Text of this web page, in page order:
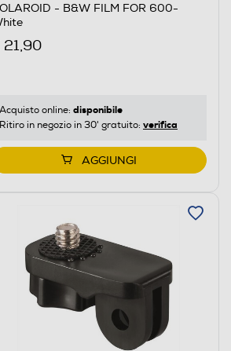
- B&W FILM FOR 600-
21,90
Acquisto online: disponibile
Ritiro in negozio in 30' gratuito: verifica
AGGIUNGI